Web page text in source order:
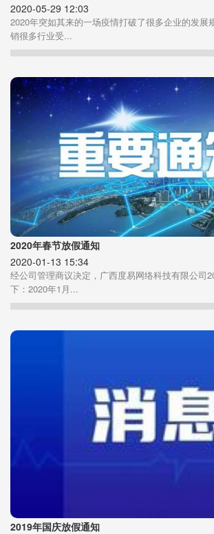
2020-05-29 12:03
2020年突如其来的一场疫情打破了很多企业的发展
销很多行业受...
2020年春节放假通知
2020-01-13 15:34
经公司管理商议决定，广西度易网络科技有限公司
下：2020年1月...
2019年国庆放假通知